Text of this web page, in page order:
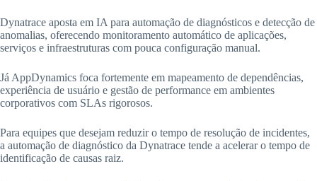
Dynatrace aposta em IA para automação de diagnósticos e detecção de
anomalias, oferecendo monitoramento automático de aplicações,
serviços e infraestruturas com pouca configuração manual.
Já AppDynamics foca fortemente em mapeamento de dependências,
experiência de usuário e gestão de performance em ambientes
corporativos com SLAs rigorosos.
Para equipes que desejam reduzir o tempo de resolução de incidentes,
a automação de diagnóstico da Dynatrace tende a acelerar o tempo de
identificação de causas raiz.